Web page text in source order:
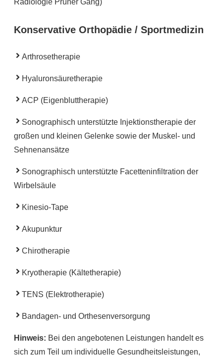
Radiologie Prüner Gang)
Konservative Orthopädie / Sportmedizin
Arthrosetherapie
Hyaluronsäuretherapie
ACP (Eigenbluttherapie)
Sonographisch unterstützte Injektionstherapie der
großen und kleinen Gelenke sowie der Muskel- und
Sehnenansätze
Sonographisch unterstützte Facetteninfiltration​ der
Wirbelsäule
Kinesio-Tape
Akupunktur
Chirotherapie
Kryotherapie (Kältetherapie)
TENS (Elektrotherapie)
Bandagen- und Orthesenversorgung
Hinweis: Bei den angebotenen Leistungen handelt es
sich zum Teil um individuelle Gesundheitsleistungen,